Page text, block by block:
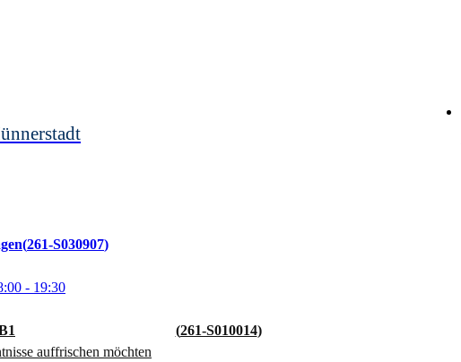
261-S010014
auffrischen möchten
261-S030907
- 19:30